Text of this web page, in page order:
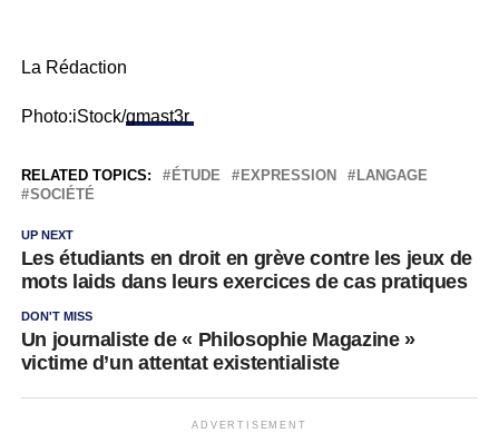
La Rédaction
Photo:iStock/gmast3r
RELATED TOPICS: ÉTUDE EXPRESSION
LANGAGE
SOCIÉTÉ
UP NEXT
Les étudiants en droit en grève contre les jeux de
mots laids dans leurs exercices de cas pratiques
DON'T MISS
Un journaliste de « Philosophie Magazine »
victime d’un attentat existentialiste
ADVERTISEMENT